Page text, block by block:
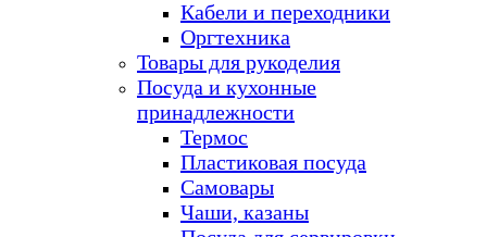
Кабели и переходники
Оргтехника
Товары для рукоделия
Посуда и кухонные
принадлежности
Термос
Пластиковая посуда
Самовары
Чаши, казаны